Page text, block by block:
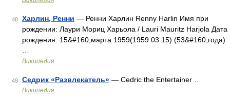
48 Харлин, Ренни — Ренни Харлин Renny Harlin Имя при
рождении: Лаури Мориц Харьола / Lauri Mauritz Harjola Дата
рождения: 15&#160;марта 1959(1959 03 15) (53&#160;года)
Википедия
49 Седрик «Развлекатель» — Cedric the Entertainer …
Википедия